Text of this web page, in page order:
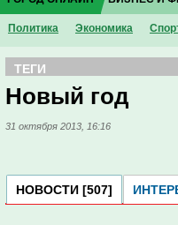
Политика Экономика
ТЕГИ
Новый год
31 октября 2013, 16:16
НОВОСТИ [507]